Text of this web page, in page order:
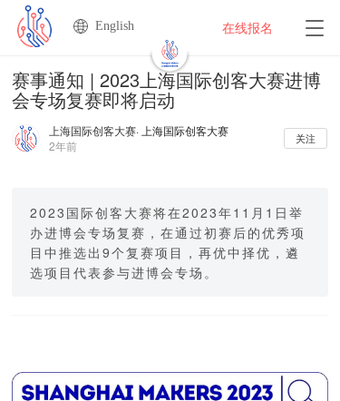
T
g
n
在线报名
English
赛事通知 | 2023上海国际创客大赛进博
会专场复赛即将启动
上海国际创客大赛· 上海国际创客大赛
2年前
关注
2023国际创客大赛将在2023年11月1日举
办进博会专场复赛，在通过初赛后的优秀项
目中推选出9个复赛项目，再优中择优，遴
选项目代表参与进博会专场。